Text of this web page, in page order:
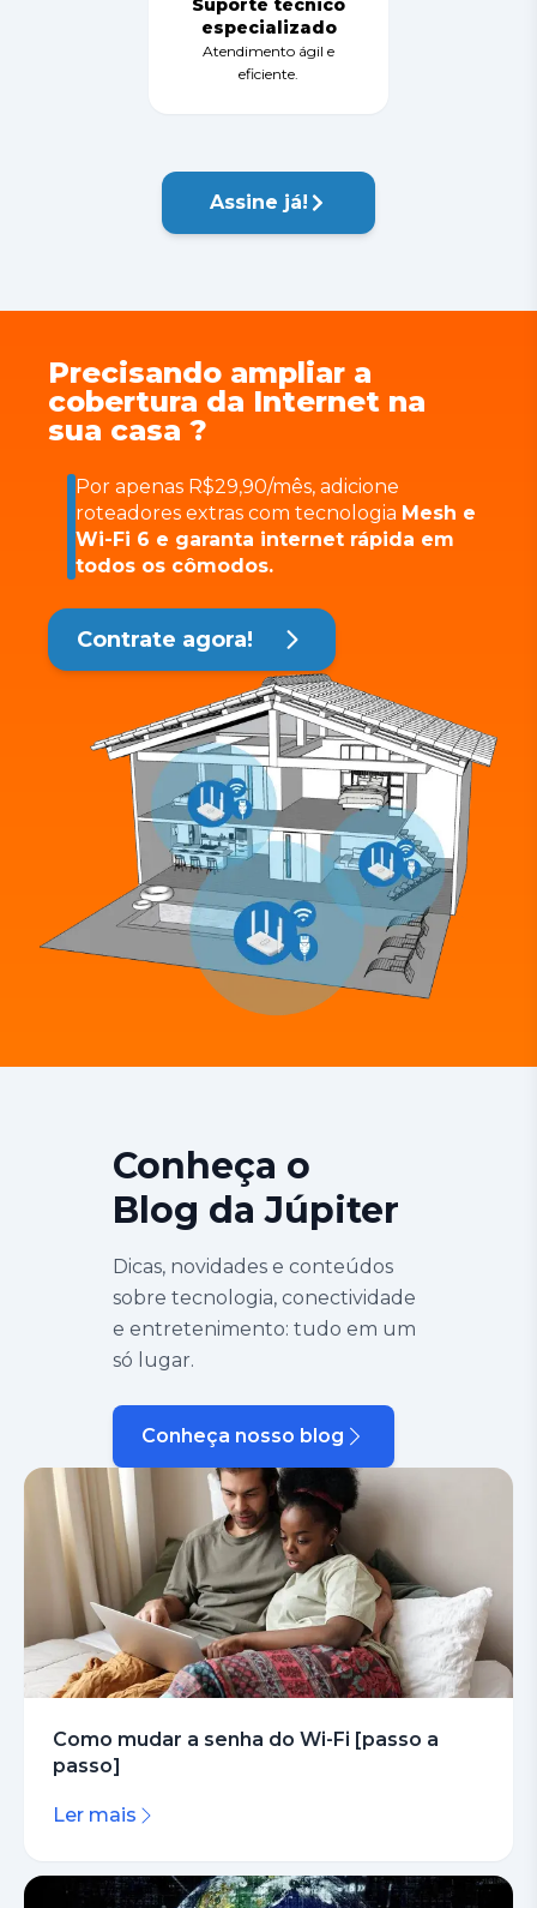
Suporte técnico
especializado
Atendimento ágil e
eficiente.
Assine já!
Precisando ampliar a
cobertura da Internet na
sua casa ?
Por apenas R$29,90/mês, adicione
roteadores extras com tecnologia Mesh e
Wi-Fi 6 e garanta internet rápida em
todos os cômodos.
Contrate agora!
Conheça o
Blog da Júpiter
Dicas, novidades e conteúdos
sobre tecnologia, conectividade
e entretenimento: tudo em um
só lugar.
Conheça nosso blog
Como mudar a senha do Wi-Fi [passo a
passo]
Ler mais